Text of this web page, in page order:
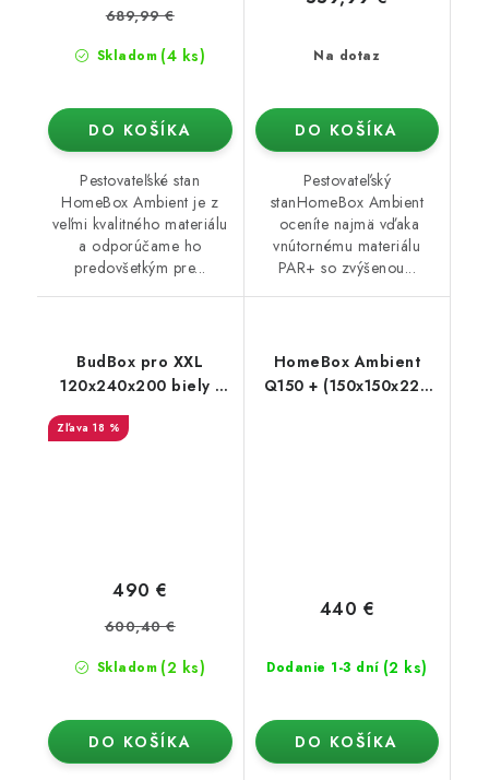
Skladom (4 ks)
689,99 €
DO KOŠÍKA
Pestovateľské stan
HomeBox Ambient je z
veľmi kvalitného materiálu
a odporúčame ho
predovšetkým pre...
Na dotaz
DO KOŠÍKA
Pestovateľský
stanHomeBox Ambient
oceníte najmä vďaka
vnútornému materiálu
PAR+ so zvýšenou...
BudBox pro XXL
120x240x200 biely -
rastové stan
18 %
Skladom (2 ks)
490 €
600,40 €
DO KOŠÍKA
HomeBox Ambient
Q150 + (150x150x220
Dodanie 1-3 dní (2 ks)
440 €
DO KOŠÍKA